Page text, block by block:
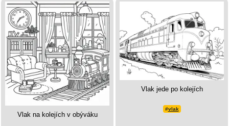
Vlak na kolejích v obýváku
Vlak jede po kolejích
#vlak